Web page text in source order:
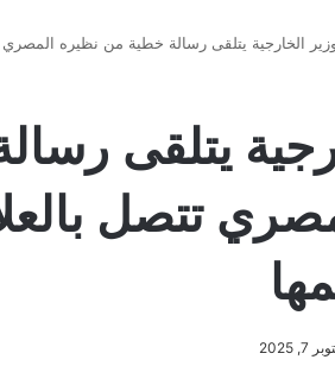
الخارجية يتلقى رسالة خطية من نظيره المصري
يتلقى
تتصل
7, 2025